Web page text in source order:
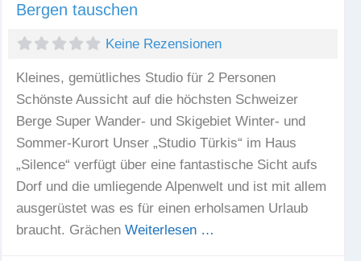
Bergen tauschen
Keine Rezensionen
Kleines, gemütliches Studio für 2 Personen
Schönste Aussicht auf die höchsten Schweizer
Berge Super Wander- und Skigebiet Winter- und
Sommer-Kurort Unser „Studio Türkis“ im Haus
„Silence“ verfügt über eine fantastische Sicht aufs
Dorf und die umliegende Alpenwelt und ist mit allem
ausgerüstet was es für einen erholsamen Urlaub
braucht. Grächen Weiterlesen …